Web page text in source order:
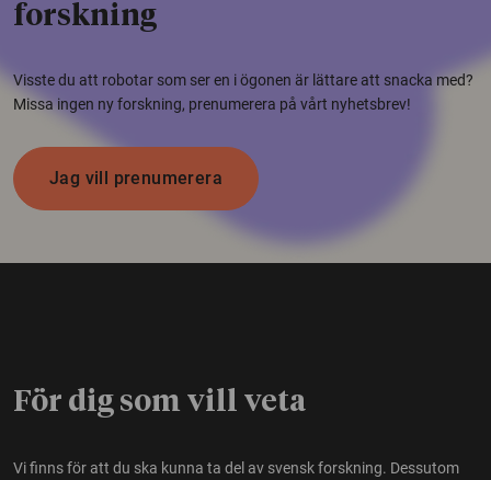
forskning
Visste du att robotar som ser en i ögonen är lättare att snacka med?
Missa ingen ny forskning, prenumerera på vårt nyhetsbrev!
Jag vill prenumerera
För dig som vill veta
Vi finns för att du ska kunna ta del av svensk forskning. Dessutom